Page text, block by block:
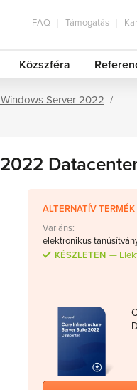
FAQ Támogatás
Közszféra
Server 2022
ALTERNATÍV TERMÉK
Variáns:
elektronikus
KÉSZLETEN